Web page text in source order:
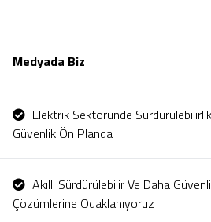
Medyada Biz
Elektrik Sektöründe
Güvenlik Ön Planda
Akıllı Sürdürülebilir Ve Daha Güvenli
Çözümlerine Odaklanıyoruz